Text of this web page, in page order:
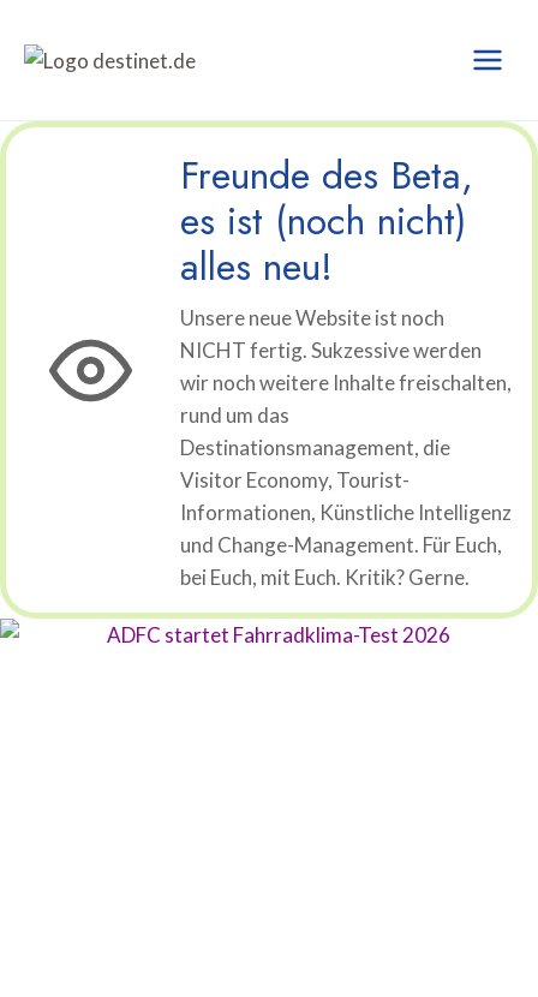
Inhalt
springen
Freunde des Beta,
es ist (noch nicht)
alles neu!
Unsere neue Website ist noch
NICHT fertig. Sukzessive werden
wir noch weitere Inhalte freischalten,
rund um das
Destinationsmanagement, die
Visitor Economy, Tourist-
Informationen, Künstliche Intelligenz
und Change-Management. Für Euch,
bei Euch, mit Euch. Kritik? Gerne.